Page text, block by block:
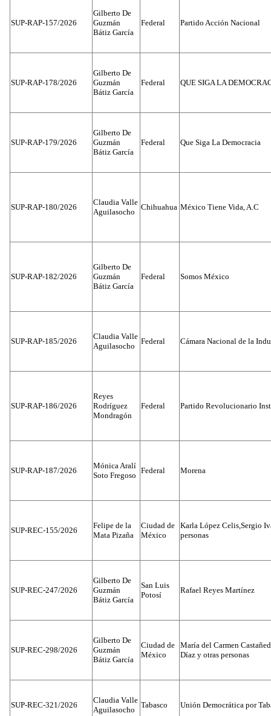
SUP-RAP-157/2026
Gilberto De
Guzmán
Bátiz García
Federal Partido Acción Nacional
SUP-RAP-178/2026
Gilberto De
Guzmán
Bátiz García
Federal QUE SIGA LA
SUP-RAP-179/2026
Gilberto De
Guzmán
Bátiz García
Federal Que Siga La Democracia
SUP-RAP-180/2026
Claudia Valle
Aguilasocho
Chihuahua México Tiene Vida, A.C
SUP-RAP-182/2026
Gilberto De
Guzmán
Bátiz García
Federal Somos México
SUP-RAP-185/2026
Claudia Valle
Aguilasocho
Federal Cámara Nacional de la
SUP-RAP-186/2026
Reyes
Rodríguez
Mondragón
Federal Partido Revolucionario
SUP-RAP-187/2026
Mónica Aralí
Soto Fregoso
Federal Morena
SUP-REC-155/2026
Felipe de la
Mata Pizaña
Ciudad de
México
Karla López Celis,Sergio
personas
SUP-REC-247/2026
Gilberto De
Guzmán
Bátiz García
San Luis
Potosí
Rafael Reyes Martínez
SUP-REC-298/2026
Gilberto De
Guzmán
Bátiz García
Ciudad de
México
María del Carmen
Díaz y otras personas
SUP-REC-321/2026
Claudia Valle
Aguilasocho
Tabasco Unión Democrática por